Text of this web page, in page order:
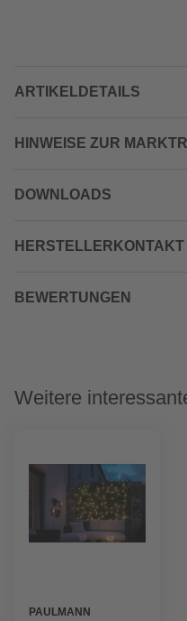
ARTIKELDETAILS
HINWEISE ZUR
DOWNLOADS
HERSTELLERKONTAKT
BEWERTUNGEN
Weitere
PAULMANN